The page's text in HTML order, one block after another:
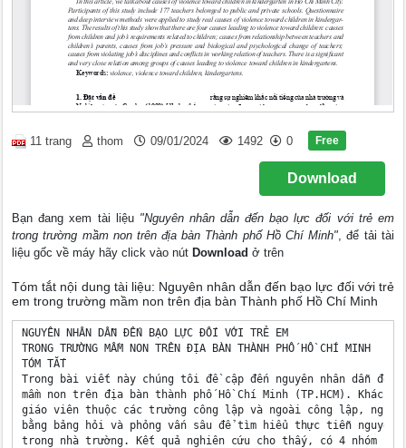
11 trang thom 09/01/2024 1492 0 Free
Download
Bạn đang xem tài liệu "Nguyên nhân dẫn đến bạo lực đối với trẻ em
trong trường mầm non trên địa bàn Thành phố Hồ Chí Minh", để tải tài
liệu gốc về máy hãy click vào nút Download ở trên
Tóm tắt nội dung tài liệu: Nguyên nhân dẫn đến bạo lực đối với trẻ
em trong trường mầm non trên địa bàn Thành phố Hồ Chí Minh
NGUYÊN NHÂN DẪN ĐẾN BẠO LỰC ĐỐI VỚI TRẺ EM
TRONG TRƯỜNG MẦM NON TRÊN ĐỊA BÀN THÀNH PHỐ HỒ CHÍ MINH
TÓM TẮT
Trong bài viết này chúng tôi đề cập đến nguyên nhân dẫn
mầm non trên địa bàn thành phố Hồ Chí Minh (TP.HCM). Khách
giáo viên thuộc các trường công lập và ngoài công lập,
bằng bảng hỏi và phỏng vấn sâu để tìm hiểu thực tiễn
trong nhà trường. Kết quả nghiên cứu cho thấy, có 4 nhóm